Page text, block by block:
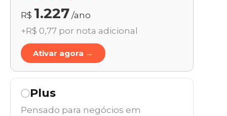
R$ 1.227 /ano
+R$ 0,77 por nota adicional
Ativar agora →
Plus
Pensado para negócios em